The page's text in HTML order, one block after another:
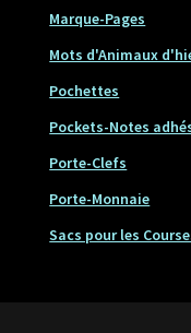
Marque-Pages
Mots d'Animaux
Pochettes
Pockets-Notes
Porte-Clefs
Porte-Monnaie
Sacs pour les